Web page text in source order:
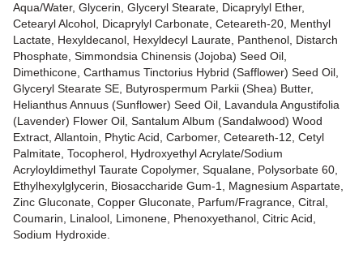
Aqua/Water, Glycerin, Glyceryl Stearate, Dicaprylyl Ether,
Cetearyl Alcohol, Dicaprylyl Carbonate, Ceteareth-20, Menthyl
Lactate, Hexyldecanol, Hexyldecyl Laurate, Panthenol, Distarch
Phosphate, Simmondsia Chinensis (Jojoba) Seed Oil,
Dimethicone, Carthamus Tinctorius Hybrid (Safflower) Seed Oil,
Glyceryl Stearate SE, Butyrospermum Parkii (Shea) Butter,
Helianthus Annuus (Sunflower) Seed Oil, Lavandula Angustifolia
(Lavender) Flower Oil, Santalum Album (Sandalwood) Wood
Extract, Allantoin, Phytic Acid, Carbomer, Ceteareth-12, Cetyl
Palmitate, Tocopherol, Hydroxyethyl Acrylate/Sodium
Acryloyldimethyl Taurate Copolymer, Squalane, Polysorbate 60,
Ethylhexylglycerin, Biosaccharide Gum-1, Magnesium Aspartate,
Zinc Gluconate, Copper Gluconate, Parfum/Fragrance, Citral,
Coumarin, Linalool, Limonene, Phenoxyethanol, Citric Acid,
Sodium Hydroxide.